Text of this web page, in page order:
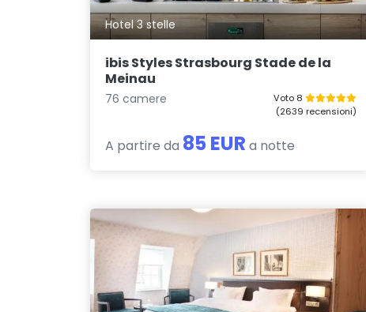
Hotel 3 stelle
ibis Styles Strasbourg Stade de la
Meinau
76 camere
Voto 8
(2639 recensioni)
A partire da 85 EUR a notte